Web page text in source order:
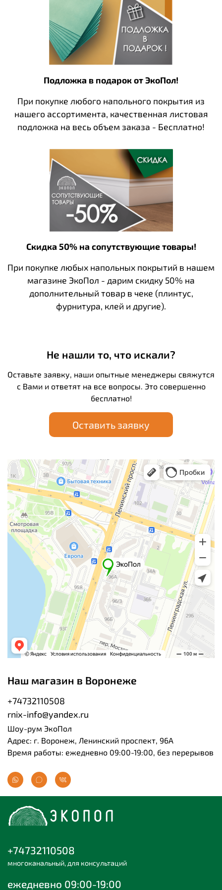
Подложка в подарок от ЭкоПол!
При покупке любого напольного покрытия из
нашего ассортимента, качественная листовая
подложка на весь объем заказа - Бесплатно!
Скидка 50% на сопутствующие товары!
При покупке любых напольных покрытий в нашем
магазине ЭкоПол - дарим скидку 50% на
дополнительный товар в чеке (плинтус,
фурнитура, клей и другие).
Не нашли то, что искали?
Оставьте заявку, наши опытные менеджеры свяжутся
с Вами и ответят на все вопросы. Это совершенно
бесплатно!
Оставить заявку
Наш магазин в Воронеже
+74732110508
rnix-info@yandex.ru
Шоу-рум ЭкоПол
Адрес: г. Воронеж, Ленинский проспект, 96А
Время работы: ежедневно 09:00-19:00, без перерывов
+74732110508
многоканальный, для консультаций
ежедневно 09:00-19:00